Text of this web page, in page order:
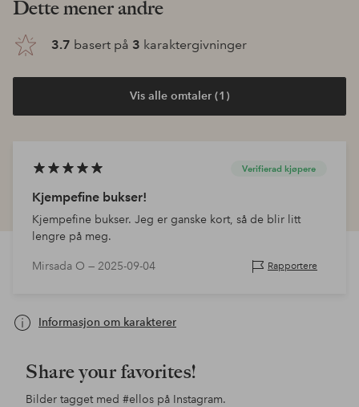
Dette mener andre
3.7 basert på 3 karaktergivninger
Vis alle omtaler (1)
Verifierad kjøpere
Kjempefine bukser!
Kjempefine bukser. Jeg er ganske kort, så de blir litt
lengre på meg.
Mirsada O — 2025-09-04 Rapportere
Informasjon om karakterer
Share your favorites!
Bilder tagget med #ellos på Instagram.